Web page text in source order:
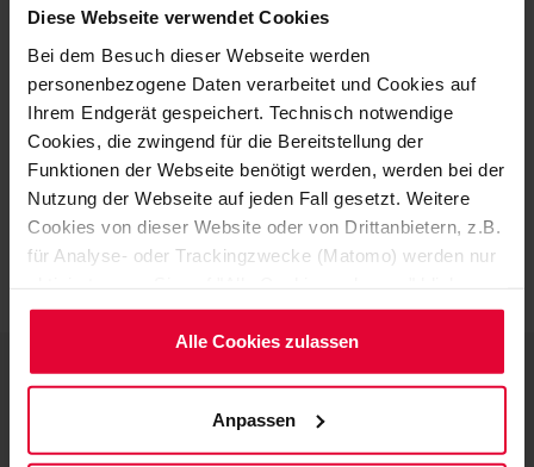
Diese Webseite verwendet Cookies
Bei dem Besuch dieser Webseite werden
personenbezogene Daten verarbeitet und Cookies auf
Ihrem Endgerät gespeichert. Technisch notwendige
Cookies, die zwingend für die Bereitstellung der
Funktionen der Webseite benötigt werden, werden bei der
Nutzung der Webseite auf jeden Fall gesetzt. Weitere
Cookies von dieser Website oder von Drittanbietern, z.B.
für Analyse- oder Trackingzwecke (Matomo) werden nur
Möchten Sie dies nicht, klicken Sie bitte auf "Nur
notwendige Cookies verwenden". Mehr dazu
(einschließlich der Möglichkeit, die Einwilligungserklärung
Cookie-Hinweis(Link im Fuß der Website)
bzw. derDatenschutzerklärung.
Alle Cookies zulassen
Anpassen
ZURÜCK
Kontakt